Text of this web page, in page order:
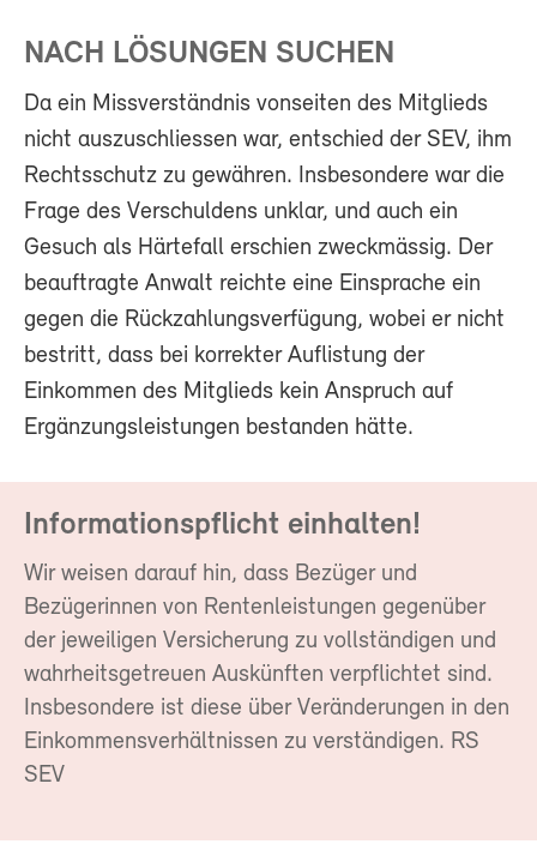
NACH LÖSUNGEN SUCHEN
Da ein Missverständnis vonseiten des Mitglieds
nicht auszuschliessen war, entschied der SEV, ihm
Rechtsschutz zu gewähren. Insbesondere war die
Frage des Verschuldens unklar, und auch ein
Gesuch als Härtefall erschien zweckmässig. Der
beauftragte Anwalt reichte eine Einsprache ein
gegen die Rückzahlungsverfügung, wobei er nicht
bestritt, dass bei korrekter Auflistung der
Einkommen des Mitglieds kein Anspruch auf
Ergänzungsleistungen bestanden hätte.
Informationspflicht einhalten!
Wir weisen darauf hin, dass Bezüger und
Bezügerinnen von Rentenleistungen gegenüber
der jeweiligen Versicherung zu vollständigen und
wahrheitsgetreuen Auskünften verpflichtet sind.
Insbesondere ist diese über Veränderungen in den
Einkommensverhältnissen zu verständigen. RS
SEV